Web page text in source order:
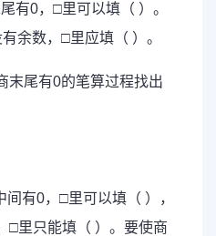
有0，□里可以填（ ）。
余数，□里应填（ ）。
末尾有0的笔算过程找出
有0，□里可以填（ ），
□里只能填（ ）。要使商